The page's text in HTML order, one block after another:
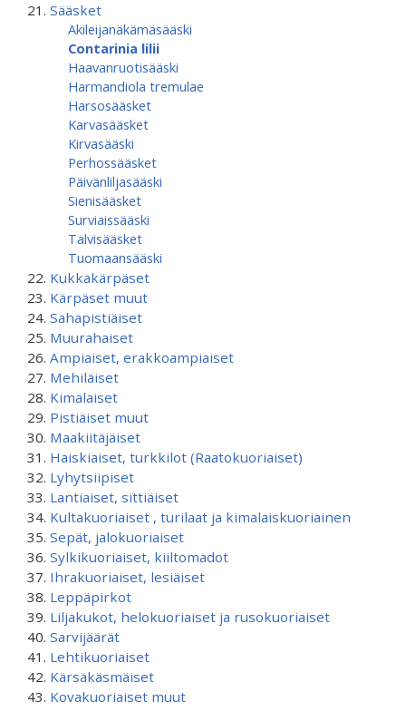
Sääsket
Akileijanäkämäsääski
Contarinia lilii
Haavanruotisääski
Harmandiola tremulae
Harsosääsket
Karvasääsket
Kirvasääski
Perhossääsket
Päivänliljasääski
Sienisääsket
Surviaissääski
Talvisääsket
Tuomaansääski
Kukkakärpäset
Kärpäset muut
Sahapistiäiset
Muurahaiset
Ampiaiset, erakkoampiaiset
Mehiläiset
Kimalaiset
Pistiäiset muut
Maakiitäjäiset
Haiskiaiset, turkkilot (Raatokuoriaiset)
Lyhytsiipiset
Lantiaiset, sittiäiset
Kultakuoriaiset , turilaat ja kimalaiskuoriainen
Sepät, jalokuoriaiset
Sylkikuoriaiset, kiiltomadot
Ihrakuoriaiset, lesiäiset
Leppäpirkot
Liljakukot, helokuoriaiset ja rusokuoriaiset
Sarvijäärät
Lehtikuoriaiset
Kärsäkäsmäiset
Kovakuoriaiset muut